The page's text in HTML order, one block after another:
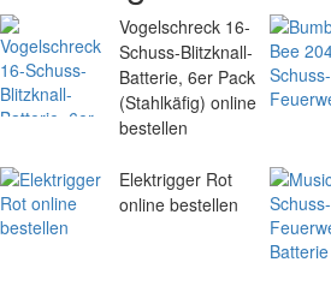
Vogelschreck 16-
Schuss-Blitzknall-
Batterie, 6er Pack
(Stahlkäfig) online
bestellen
Elektrigger Rot
online bestellen